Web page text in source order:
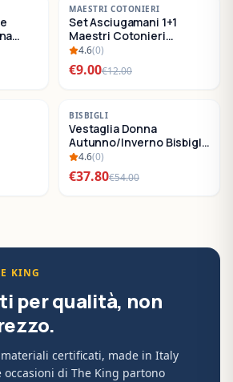
-25%
SALDI
MAESTRI COTONIERI
Set Asciugamani 1+1
Maestri Cotonieri
Eternity Spugna di
Cotone
4.6(0)
€9.00€12.00
-30 %
SALDI
BISBIGLI
Vestaglia Donna
Autunno/Inverno Bisbigli
BO288632
4.6(0)
€37.80€54.00
KING
per qualità, non
certificati, made in Italy
occasioni di The King partono